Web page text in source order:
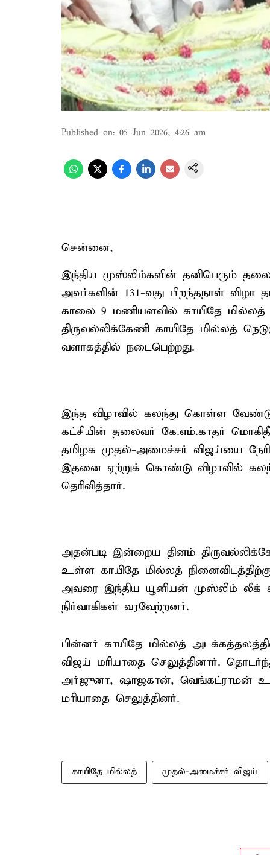
Published on: 05 Jun 2026, 4:26 am
சென்னை,
இந்திய முஸ்லிம்களின் தனிபெரும்
அவர்களின் 131-வது பிறந்தநாள் விழா
காலை 9 மணியளவில் காயிதே
திருவல்லிக்கேணி காயிதே மில்லத்
வளாகத்தில் நடைபெற்றது.
இந்த விழாவில் கலந்து கொள்ள
கட்சியின் தலைவர் கே.எம்.காதர்
தமிழக முதல்-அமைச்சர் விஜய்யை
இதனை ஏற்றுக் கொண்டு விழாவில்
தெரிவித்தார்.
அதன்படி இன்றைய தினம்
உள்ள காயிதே மில்லத்
அவரை இந்திய யூனியன் முஸ்லிம் லீக்
நிர்வாகிகள் வரவேற்றனர்.
பின்னர் காயிதே மில்லத்
விஜய் மரியாதை செலுத்தினார்.
அர்ஜுனா, ஷாஜகான், வெங்கட்ராமன்
மரியாதை செலுத்தினர்.
காயிதே மில்லத் முதல்-அமைச்சர் விஜய்